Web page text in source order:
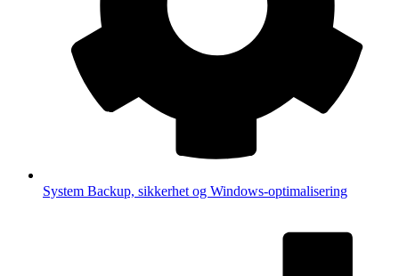
System Backup, sikkerhet og Windows-optimalisering